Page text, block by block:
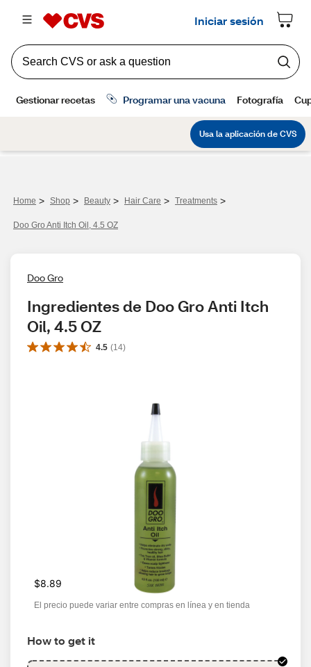
Home > Shop > Beauty > Hair Care > Treatments >
Doo Gro Anti Itch Oil, 4.5 OZ
Doo Gro
Ingredientes de Doo Gro Anti Itch
Oil, 4.5 OZ
4.5 (14)
$8.89
El precio puede variar entre compras en línea y en tienda
How to get it